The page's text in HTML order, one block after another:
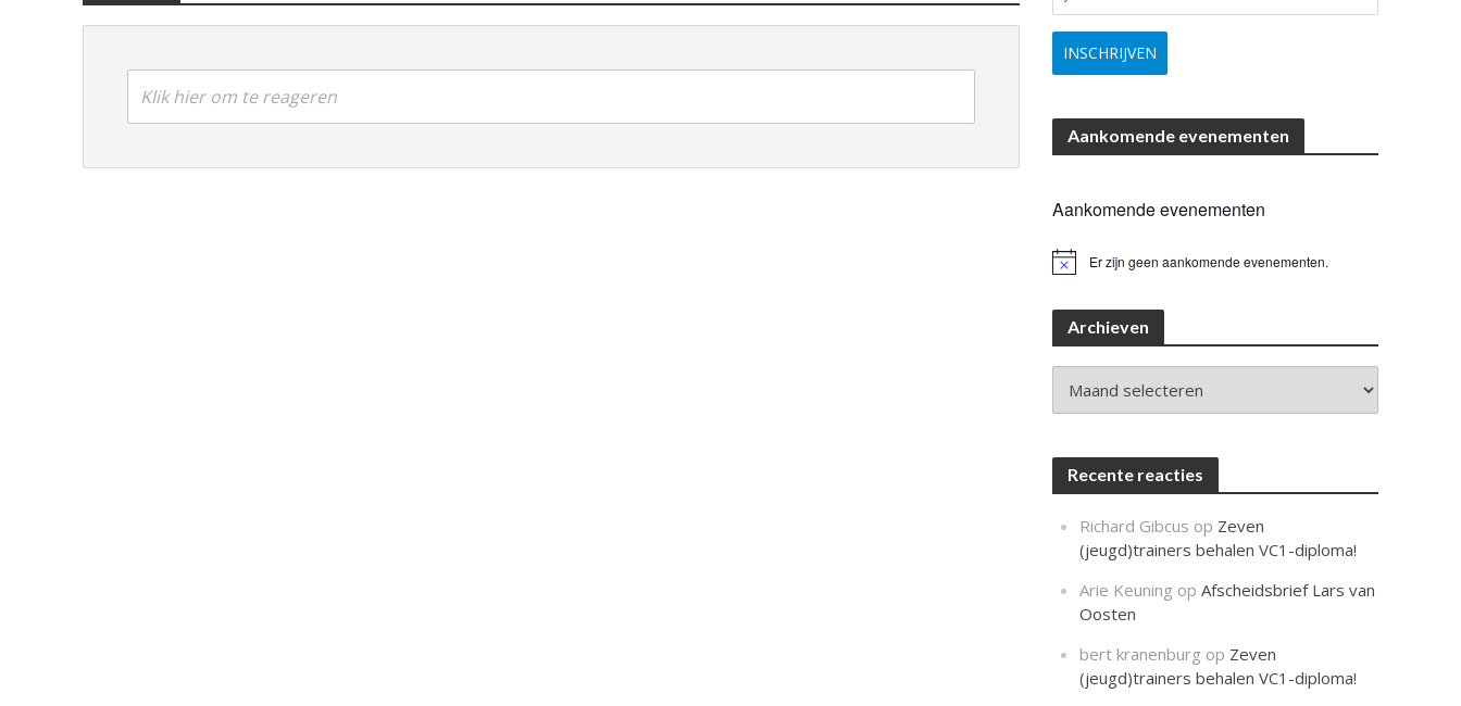
Klik hier om te reageren
Aankomende evenementen
Aankomende evenementen
B
t
Er zijn geen aankomende evenementen.
Archieven
Recente reacties
Richard Gibcus op Zeven
(jeugd)trainers behalen VC1-diploma!
Arie Keuning opAfscheidsbrief Lars van
Oosten
bert kranenburg op Zeven
(jeugd)trainers behalen VC1-diploma!